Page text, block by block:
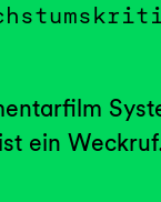
ein